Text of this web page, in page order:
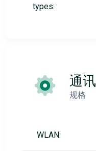
types:
通讯
规格
WLAN: